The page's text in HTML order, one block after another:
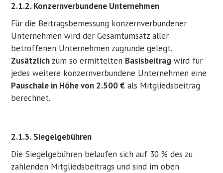
2.1.2. Konzernverbundene Unternehmen
Für die Beitragsbemessung konzernverbundener
Unternehmen wird der Gesamtumsatz aller
betroffenen Unternehmen zugrunde gelegt.
Zusätzlich zum so ermittelten Basisbeitrag wird für
jedes weitere konzernverbundene Unternehmen eine
Pauschale in Höhe von 2.500 € als Mitgliedsbeitrag
berechnet.
2.1.3. Siegelgebühren
Die Siegelgebühren belaufen sich auf 30 % des zu
zahlenden Mitgliedsbeitrags und sind im oben